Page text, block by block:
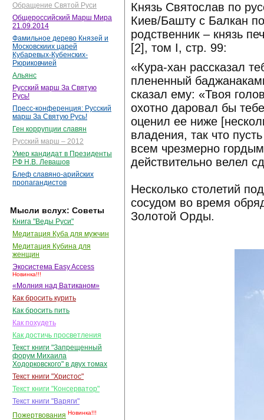
Обращение Святой Руси
Общероссийский Марш Мира
21.09.2014
Фамильное дерево Князей и
Московскиих царей
Кубаревых-Кубенских-
Рюриковчией
Альянс
Русский марш За Святую
Русь!
Пресс-конференция: Русский
марш За Святую Русь!
Ген коррупции славян
Русский марш – 2012
Умер кандидат в Президенты
РФ Н.В. Левашов
Блеф славяно-арийских
пропагандистов
Мысли вслух: Советы
Книга "Веды Руси"
Медитация Куба для мужчин
Медитация Кубина для
женщин
Экосистема Easy Access
Новинка!!!
«Молния над Ватиканом»
Как бросить курить
Как бросить пить
Как похудеть
Как достичь просветления
Текст книги "Запрещенный
форум Михаила
Ходорковского" в двух томах
Текст книги "Христос"
Текст книги "Консерватор"
Текст книги "Варяги"
Пожертвования Новинка!!!
Князь Святослав по
Киев/Башту с Балкан
родственник – князь
[2], том I, стр. 99:
«Кура-хан рассказал
плененный
сказал ему: «Твоя
охотно даровал бы
оценил ее ниже
владения, так что
всем чрезмерно
действительно велел
Несколько столетий
сосудом во время
Золотой Орды.